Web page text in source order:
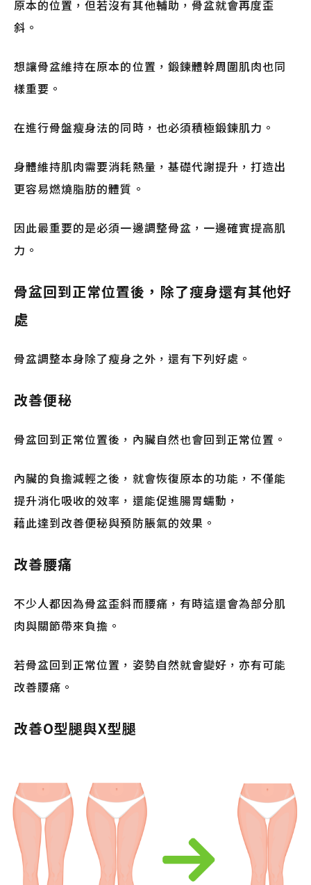
原本的位置，但若沒有其他輔助，骨盆就會再度歪
斜。
想讓骨盆維持在原本的位置，鍛鍊體幹周圍肌肉也同
樣重要。
在進行骨盤瘦身法的同時，也必須積極鍛鍊肌力。
身體維持肌肉需要消耗熱量，基礎代謝提升，打造出
更容易燃燒脂肪的體質。
因此最重要的是必須一邊調整骨盆，一邊確實提高肌
力。
骨盆回到正常位置後，除了瘦身還有其他好
處
骨盆調整本身除了瘦身之外，還有下列好處。
改善便秘
骨盆回到正常位置後，內臟自然也會回到正常位置。
內臟的負擔減輕之後，就會恢復原本的功能，不僅能
提升消化吸收的效率，還能促進腸胃蠕動，
藉此達到改善便秘與預防脹氣的效果。
改善腰痛
不少人都因為骨盆歪斜而腰痛，有時這還會為部分肌
肉與關節帶來負擔。
若骨盆回到正常位置，姿勢自然就會變好，亦有可能
改善腰痛。
改善O型腿與X型腿